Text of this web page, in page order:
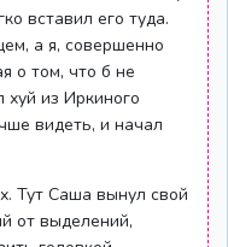
вставил его туда.
а я, совершенно
о том, что б не
из Иркиного
видеть, и начал
Тут Саша вынул свой
от выделений,